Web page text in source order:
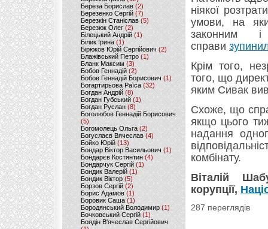
Береза Борислав(2)
Березенко Сергій (7)
Березкін Станіслав (5)
Березюк Олег(2)
Білецький Андрій (1)
Білик Ірина (1)
Бірюков Юрій Сергійович (2)
Блажівський Петро (1)
Бланк Максим(3)
Бобов Геннадій (2)
Бобов Геннадій Борисович (1)
Богартирьова Раїса (32)
Богдан Андрій(8)
Богдан Губський (1)
Богдан Руслан(8)
Боголюбов Геннадій Борисович
(5)
Богомолець Ольга (2)
Богуслаєв Вячеслав (4)
Бойко Юрій (13)
Бондар Віктор Васильович (1)
Бондарєв Костянтин (4)
Бондарчук Сергій(1)
Бондик Валерій (1)
Бондик Віктор(5)
Борзов Сергiй (2)
Борис Адамов(1)
Боровик Саша (1)
Бородянський Володимир (1)
Бочковський Сергій (1)
Боядін В'ячеслав Сергійович
ніякої
умови, на
законним і
справи
Крім того,
того, що
яким Сивак
Схоже, що
якщо цього
надання
комбінату.
Віталій
корупції,
287 переглядів